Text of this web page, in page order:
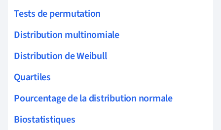
Tests de permutation
Distribution multinomiale
Distribution de Weibull
Quartiles
Pourcentage de la distribution normale
Biostatistiques